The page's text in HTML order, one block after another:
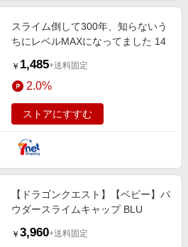
スライム倒して300年、知らないう
ちにレベルMAXになってました 14
￥ 1,485+送料固定
2.0%
ストアにすすむ
【ドラゴンクエスト】【ベビー】パ
ウダースライムキャップ BLU
￥ 3,960+送料固定